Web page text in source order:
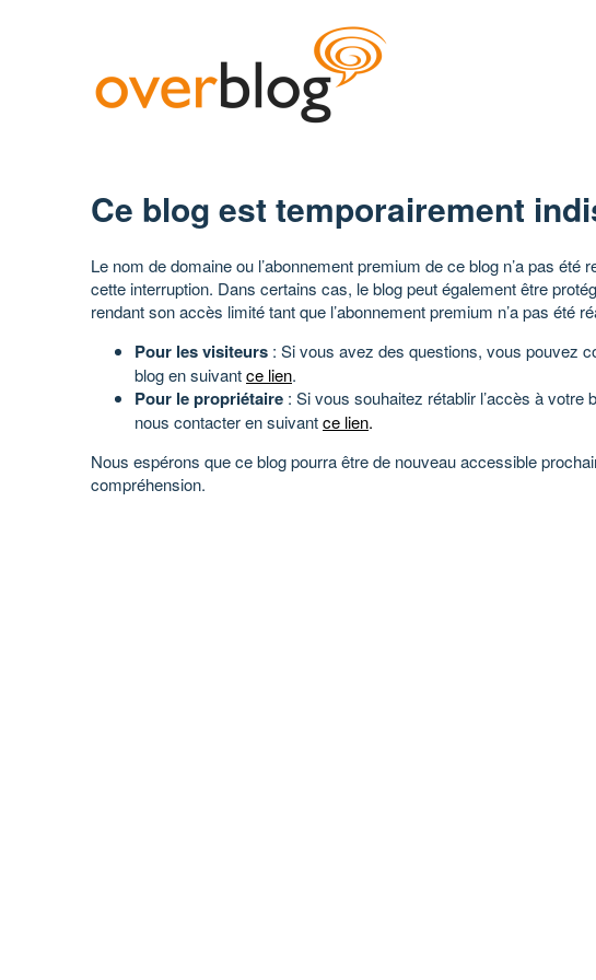
Ce blog est temporairement
Le nom de domaine ou l’abonnement premium de ce blog n’a pas été
cette interruption. Dans certains cas, le blog peut également être
rendant son accès limité tant que l’abonnement premium n’a pas été
Pour les visiteurs : Si vous avez des questions, vous pouvez
blog en suivantce lien.
Pour le propriétaire : Si vous souhaitez rétablir l’accès à votre
nous contacter en suivantce lien.
Nous espérons que ce blog pourra être de nouveau accessible
compréhension.